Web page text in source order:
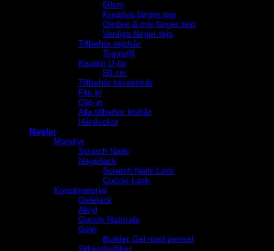
60cm
Kreativa färger tejp
Ombre & mix färger tejp
Vanliga färger tejp
Tillbehör tejphår
Tejprefill
Keratin U-tip
50 cm
Tillbehör keratinhår
Flip in
Clip-in
Alla tillbehör löshår
Hårdockor
Naglar
Manikyr
Scratch Nails
Nagellack
Scratch Nails Lack
Cuccio Lack
Konstmaterial
Gelélack
Akryl
Cuccio Naturale
Gelé
Builder Gel med pensel
Silke/glasfiber